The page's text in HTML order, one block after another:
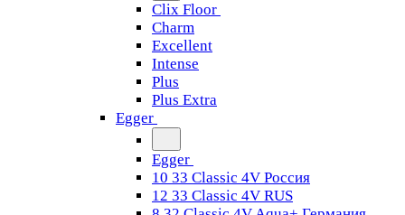
Clix Floor
Charm
Excellent
Intense
Plus
Plus Extra
Egger
Egger
10 33 Classic 4V Россия
12 33 Classic 4V RUS